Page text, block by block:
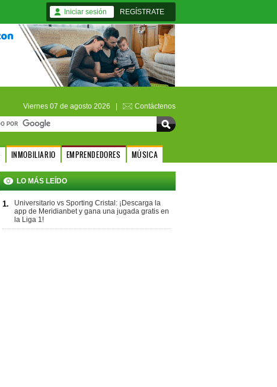
Iniciar sesión REGÍSTRATE
Viernes 07 de agosto 2026 | Contáctenos
INMOBILIARIO EMPRENDEDORES MÚSICA
LO MÁS LEÍDO
1.
Universitario vs Sporting Cristal: ¡Descarga la
app de Meridianbet y gana una jugada gratis en
la Liga 1!